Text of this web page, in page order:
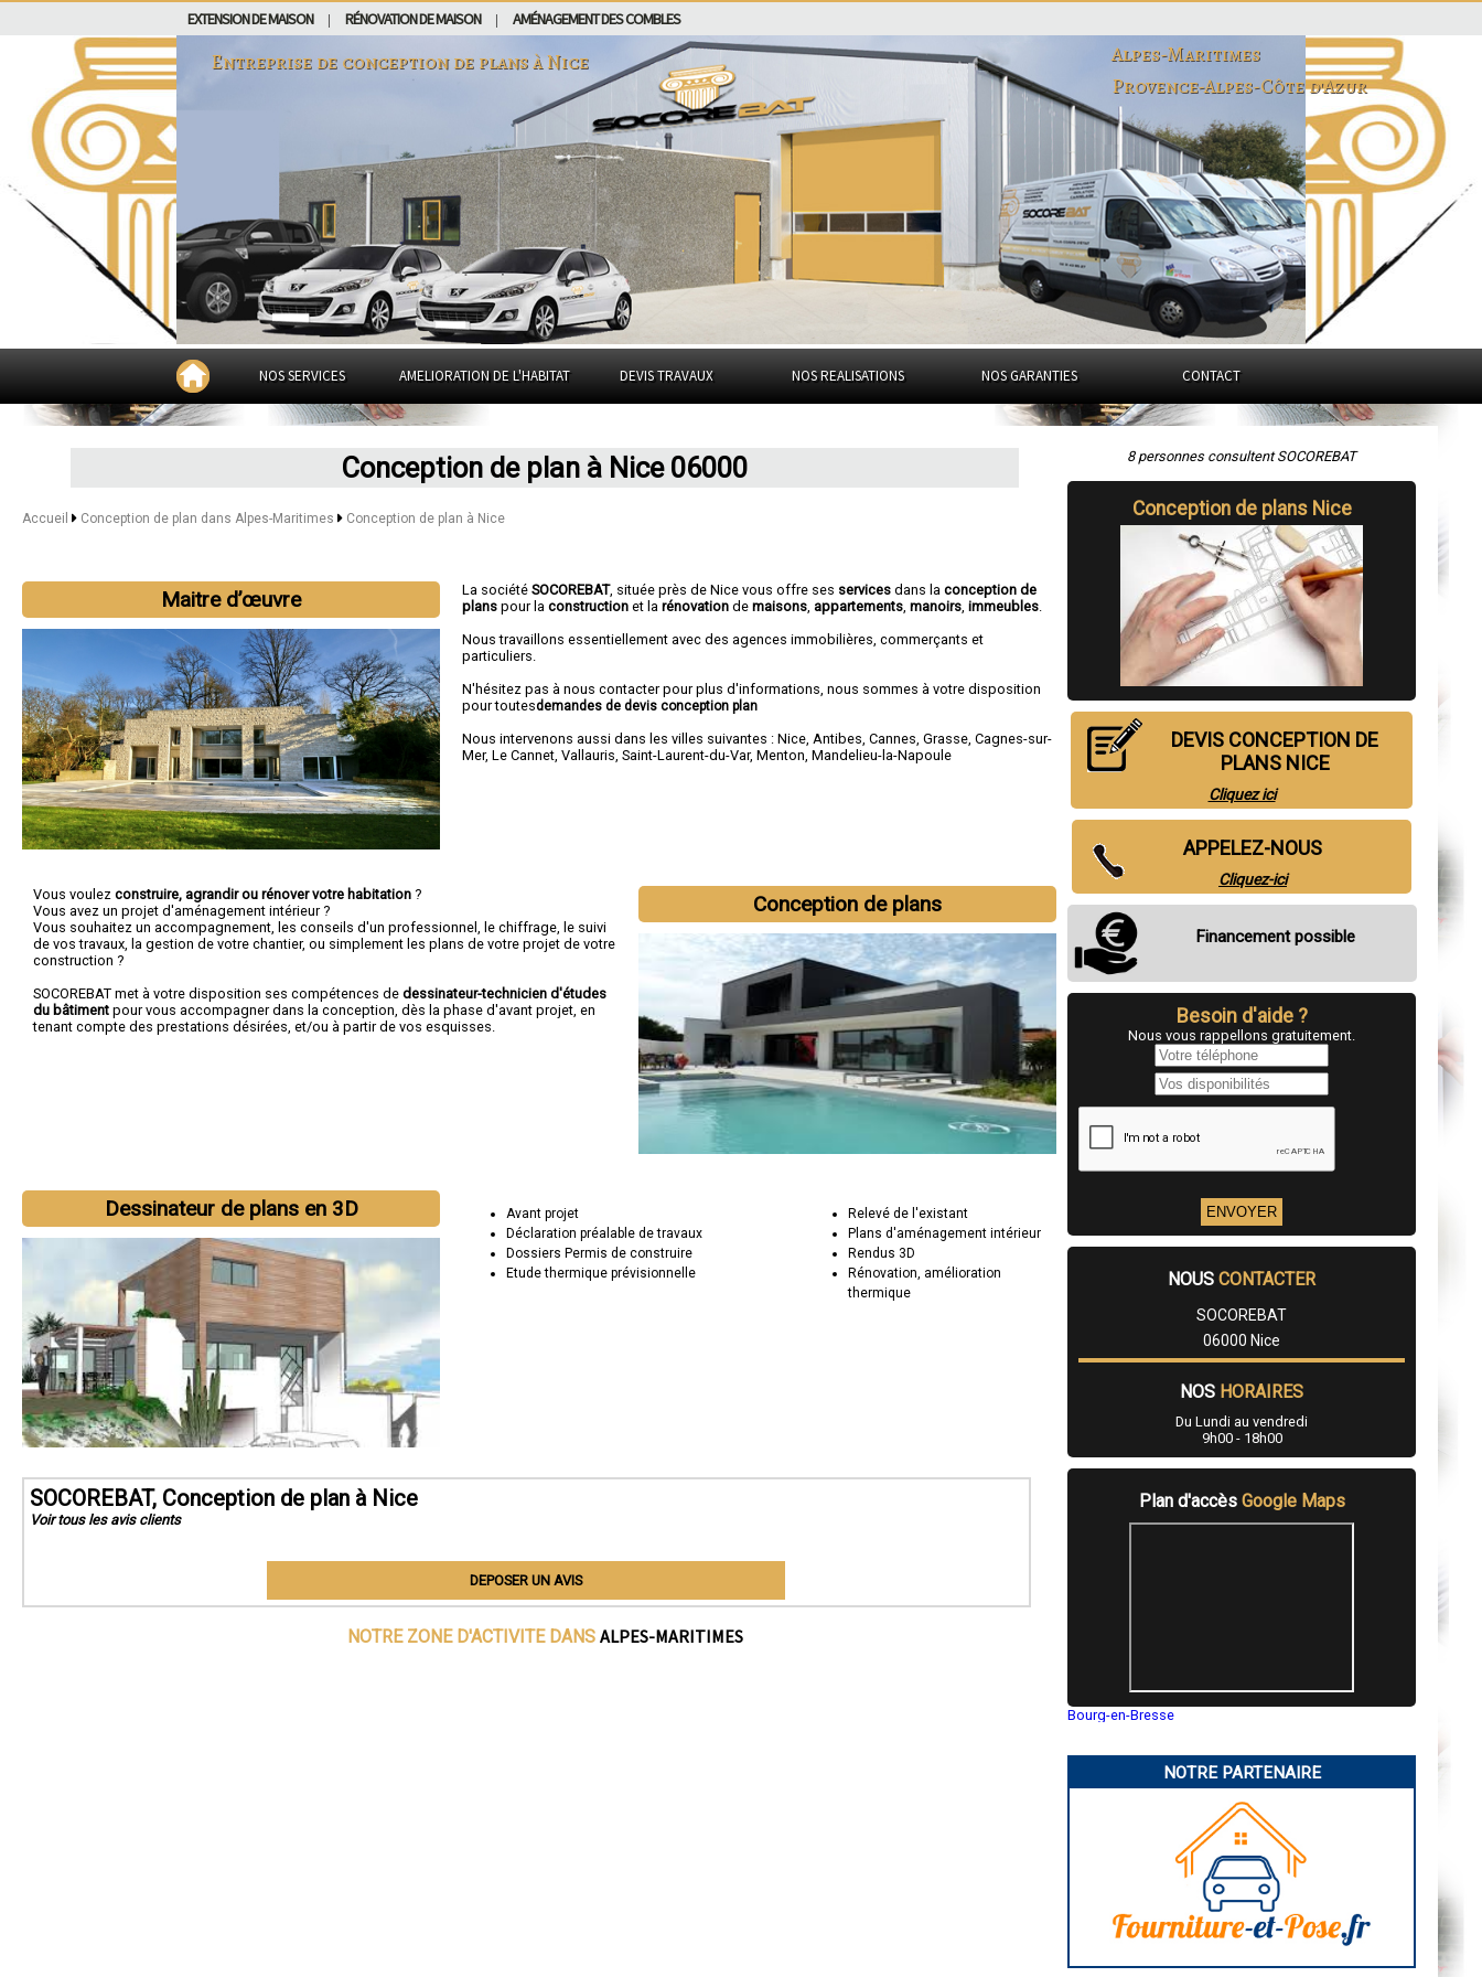
EXTENSION DE MAISON RÉNOVATION DE MAISON AMÉNAGEMENT DES COMBLES
Entreprise de conception de plans àNice
Alpes-Maritimes
Provence-Alpes-Côte d'Azur
NOS SERVICES AMELIORATION DE L'HABITAT DEVIS TRAVAUX NOS REALISATIONS NOS GARANTIES CONTACT
Conception de plan à Nice 06000
Accueil Conception de plan dans Alpes-Maritimes Conception de plan à Nice
Maitre d’œuvre La sociétéSOCOREBAT, située près de Nice vous offre ses services dans laconception de
plans pour laconstruction et larénovation demaisons, appartements,manoirs,immeubles.
Nous travaillons essentiellement avec des agences immobilières, commerçants et
particuliers.
N'hésitez pas à nous contacter pour plus d'informations, nous sommes à votre disposition
pour toutesdemandes de devis conception plan
Nous intervenons aussi dans les villes suivantes :Nice,Antibes,Cannes,Grasse,Cagnes-sur-
Mer,Le Cannet,Vallauris,Saint-Laurent-du-Var,Menton,Mandelieu-la-Napoule
Conception de plans
Vous voulez construire, agrandir ou rénover votre habitation ?
Vous avez un projet d'aménagement intérieur ?
Vous souhaitez un accompagnement, les conseils d'un professionnel, le chiffrage, le suivi
de vos travaux, la gestion de votre chantier, ou simplement les plans de votre projet de votre
construction ?
SOCOREBAT met à votre disposition ses compétences de dessinateur-technicien d'études
du bâtiment pour vous accompagner dans la conception, dès la phase d'avant projet, en
tenant compte des prestations désirées, et/ou à partir de vos esquisses.
Dessinateur de plans en 3D
Avant projet
Déclaration préalable de travaux
Dossiers Permis de construire
Etude thermique prévisionnelle
Relevé de l'existant
Plans d'aménagement intérieur
Rendus 3D
Rénovation, amélioration
thermique
SOCOREBAT, Conception de plan à Nice
Voir tous les avis clients
DEPOSER UN AVIS
NOTRE ZONE D'ACTIVITE DANS ALPES-MARITIMES
8 personnes consultent SOCOREBAT
Conception de plans Nice
DEVIS CONCEPTION DE
PLANS NICE
Cliquez ici
APPELEZ-NOUS
Cliquez-ici
Financement possible
Besoin d'aide ?
Nous vous rappellons gratuitement.
NOUS CONTACTER
SOCOREBAT
06000 Nice
NOS HORAIRES
Du Lundi au vendredi
9h00 - 18h00
Plan d'accès Google Maps
Bourg-en-Bresse
Marseille
Angoulême
NOTRE PARTENAIRE